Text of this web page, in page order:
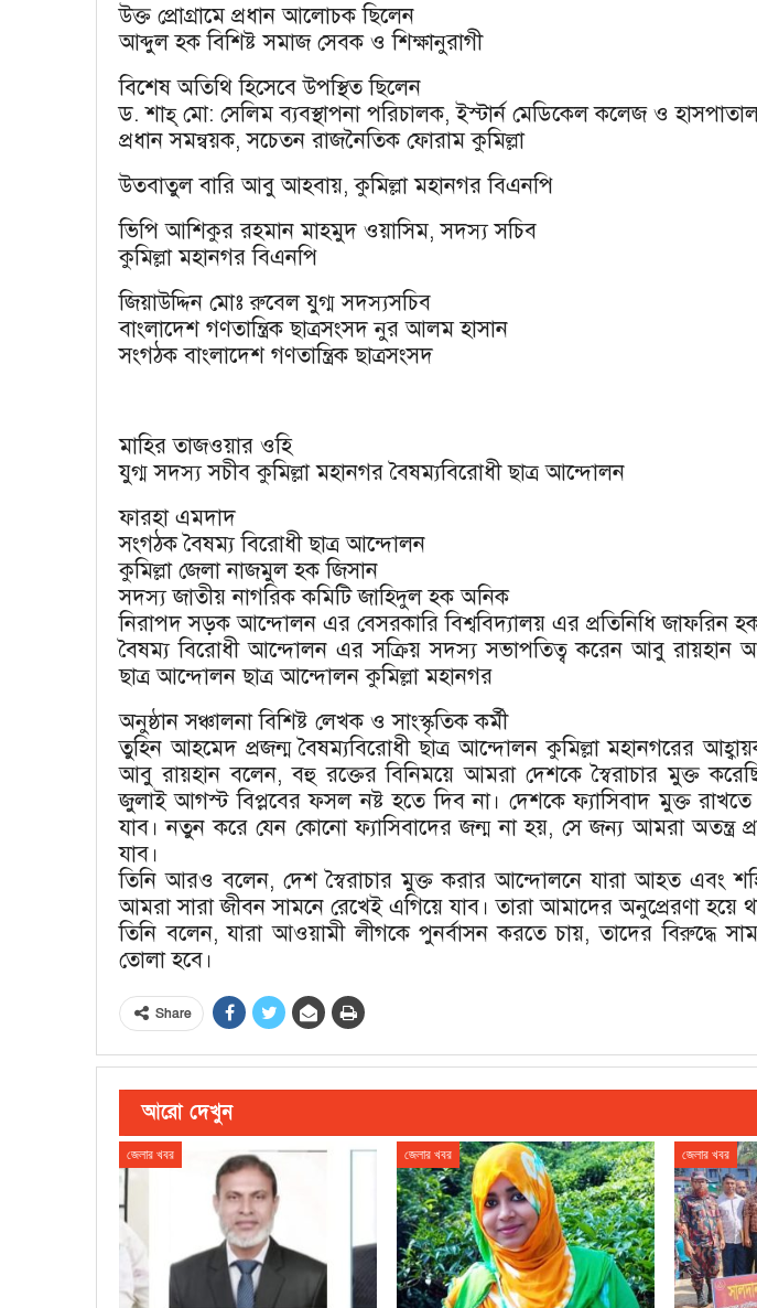
উক্ত প্রোগ্রামে প্রধান আলোচক ছিলেন
আব্দুল হক বিশিষ্ট সমাজ সেবক ও শিক্ষানুরাগী
বিশেষ অতিথি হিসেবে উপস্থিত ছিলেন
ড. শাহ্ মো: সেলিম ব্যবস্থাপনা পরিচালক, ইস্টার্ন মেডিকেল কলেজ ও
প্রধান সমন্বয়ক, সচেতন রাজনৈতিক ফোরাম কুমিল্লা
উতবাতুল বারি আবু আহবায়, কুমিল্লা মহানগর বিএনপি
ভিপি আশিকুর রহমান মাহমুদ ওয়াসিম, সদস্য সচিব
কুমিল্লা মহানগর বিএনপি
জিয়াউদ্দিন মোঃ রুবেল যুগ্ম সদস্যসচিব
বাংলাদেশ গণতান্ত্রিক ছাত্রসংসদ নুর আলম হাসান
সংগঠক বাংলাদেশ গণতান্ত্রিক ছাত্রসংসদ
মাহির তাজওয়ার ওহি
যুগ্ম সদস্য সচীব কুমিল্লা মহানগর বৈষম্যবিরোধী ছাত্র আন্দোলন
ফারহা এমদাদ
সংগঠক বৈষম্য বিরোধী ছাত্র আন্দোলন
কুমিল্লা জেলা নাজমুল হক জিসান
সদস্য জাতীয় নাগরিক কমিটি জাহিদুল হক অনিক
নিরাপদ সড়ক আন্দোলন এর বেসরকারি বিশ্ববিদ্যালয় এর প্রতিনিধি জাফরিন
বৈষম্য বিরোধী আন্দোলন এর সক্রিয় সদস্য সভাপতিত্ব করেন আবু রায়হান
ছাত্র আন্দোলন ছাত্র আন্দোলন কুমিল্লা মহানগর
অনুষ্ঠান সঞ্চালনা বিশিষ্ট লেখক ও সাংস্কৃতিক কর্মী
তুহিন আহমেদ প্রজন্ম বৈষম্যবিরোধী ছাত্র আন্দোলন কুমিল্লা মহানগরের
আবু রায়হান বলেন, বহু রক্তের বিনিময়ে আমরা দেশকে স্বৈরাচার মুক্ত
জুলাই আগস্ট বিপ্লবের ফসল নষ্ট হতে দিব না। দেশকে ফ্যাসিবাদ মুক্ত
যাব। নতুন করে যেন কোনো ফ্যাসিবাদের জন্ম না হয়, সে জন্য আমরা অতন্ত্র
যাব।
তিনি আরও বলেন, দেশ স্বৈরাচার মুক্ত করার আন্দোলনে যারা আহত এবং
আমরা সারা জীবন সামনে রেখেই এগিয়ে যাব। তারা আমাদের অনুপ্রেরণা হয়ে
তিনি বলেন, যারা আওয়ামী লীগকে পুনর্বাসন করতে চায়, তাদের বিরুদ্ধে
তোলা হবে।
Share
আরো দেখুন
জেলার খবর জেলার খবর জেলার খবর